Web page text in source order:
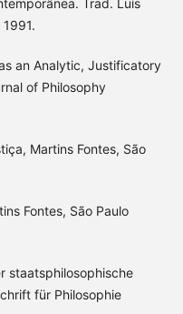
an Analytic, Justificatory
of Philosophy
Martins Fontes, São
Fontes, São Paulo
staatsphilosophische
für Philosophie